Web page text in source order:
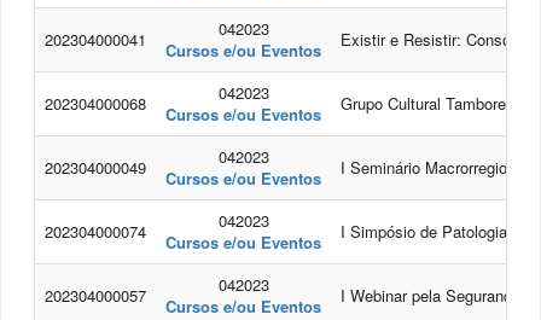
202304000041
042023
Cursos e/ou Eventos
Existir e Resistir:
202304000068
042023
Cursos e/ou Eventos
Grupo Cultural Tambores
202304000049
042023
Cursos e/ou Eventos
I Seminário Macrorregional
202304000074
042023
Cursos e/ou Eventos
I Simpósio de Patologia
202304000057
042023
Cursos e/ou Eventos
I Webinar pela Segurança